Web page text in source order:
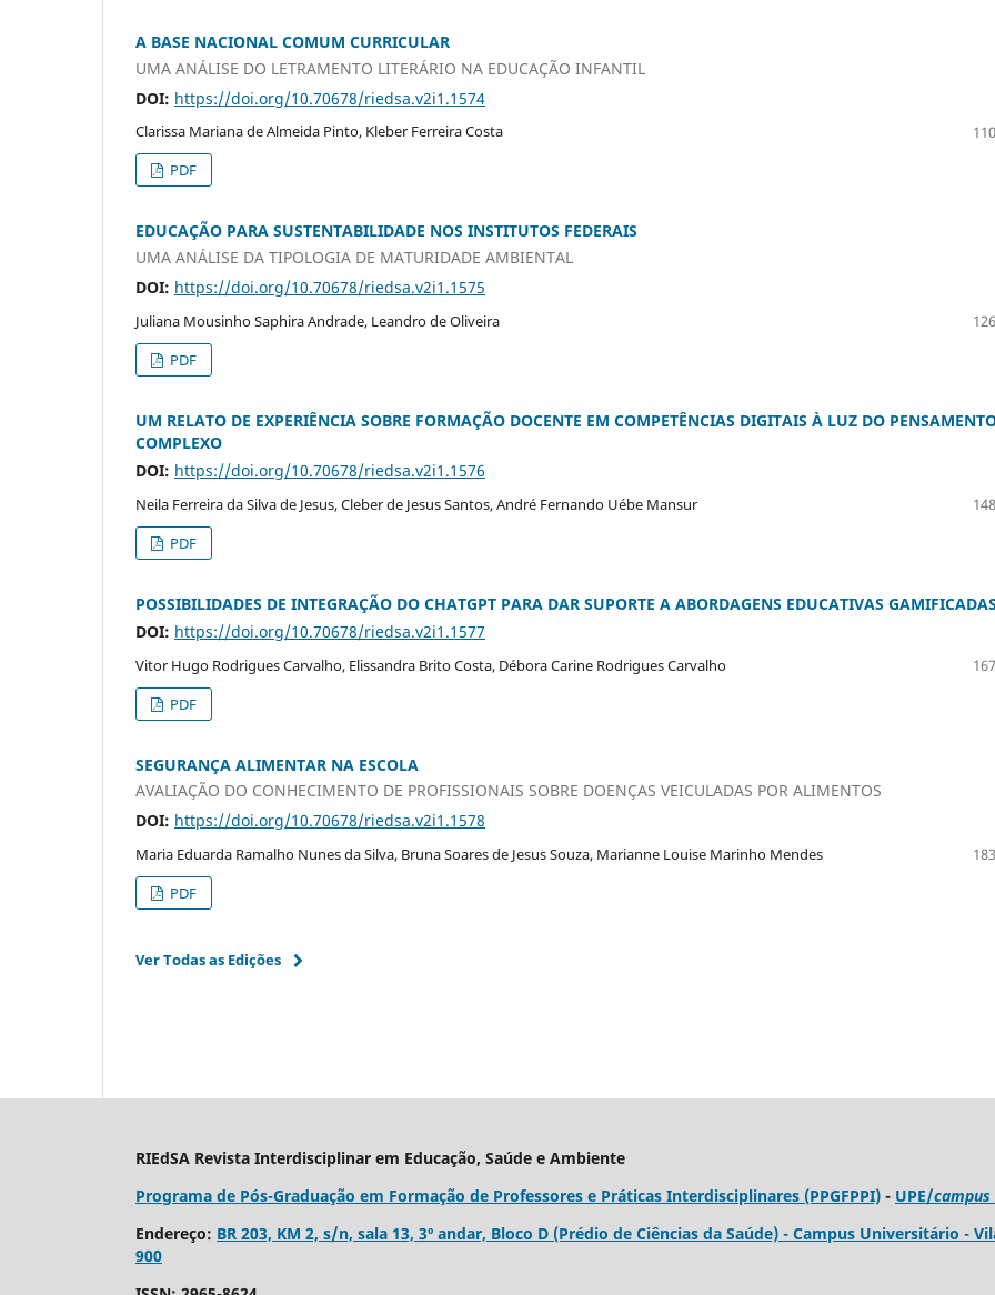
A BASE NACIONAL COMUM CURRICULAR
UMA ANÁLISE DO LETRAMENTO LITERÁRIO NA EDUCAÇÃO INFANTIL
DOI: https://doi.org/10.70678/riedsa.v2i1.1574
Clarissa Mariana de Almeida Pinto, Kleber Ferreira Costa
PDF
EDUCAÇÃO PARA SUSTENTABILIDADE NOS INSTITUTOS FEDERAIS
UMA ANÁLISE DA TIPOLOGIA DE MATURIDADE AMBIENTAL
DOI: https://doi.org/10.70678/riedsa.v2i1.1575
Juliana Mousinho Saphira Andrade, Leandro de Oliveira
PDF
UM RELATO DE EXPERIÊNCIA SOBRE FORMAÇÃO DOCENTE EM COMPETÊNCIAS DIGITAIS À LUZ DO
COMPLEXO
DOI: https://doi.org/10.70678/riedsa.v2i1.1576
Neila Ferreira da Silva de Jesus, Cleber de Jesus Santos, André Fernando Uébe Mansur
PDF
POSSIBILIDADES DE INTEGRAÇÃO DO CHATGPT PARA DAR SUPORTE A ABORDAGENS EDUCATIVAS GAMIFICADAS
DOI: https://doi.org/10.70678/riedsa.v2i1.1577
Vitor Hugo Rodrigues Carvalho, Elissandra Brito Costa, Débora Carine Rodrigues Carvalho
PDF
SEGURANÇA ALIMENTAR NA ESCOLA
AVALIAÇÃO DO CONHECIMENTO DE PROFISSIONAIS SOBRE DOENÇAS VEICULADAS POR ALIMENTOS
DOI: https://doi.org/10.70678/riedsa.v2i1.1578
Maria Eduarda Ramalho Nunes da Silva, Bruna Soares de Jesus Souza, Marianne Louise Marinho Mendes
PDF
Ver Todas as Edições
RIEdSA Revista Interdisciplinar em Educação, Saúde e Ambiente
Programa de Pós-Graduação em Formação de Professores e Práticas Interdisciplinares (PPGFPPI) - UPE/campus
Endereço: BR 203, KM 2, s/n, sala 13, 3º andar, Bloco D (Prédio de Ciências da Saúde) - Campus Universitário -
900